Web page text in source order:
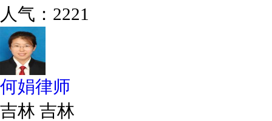
人气：2221
何娟律师
吉林 吉林